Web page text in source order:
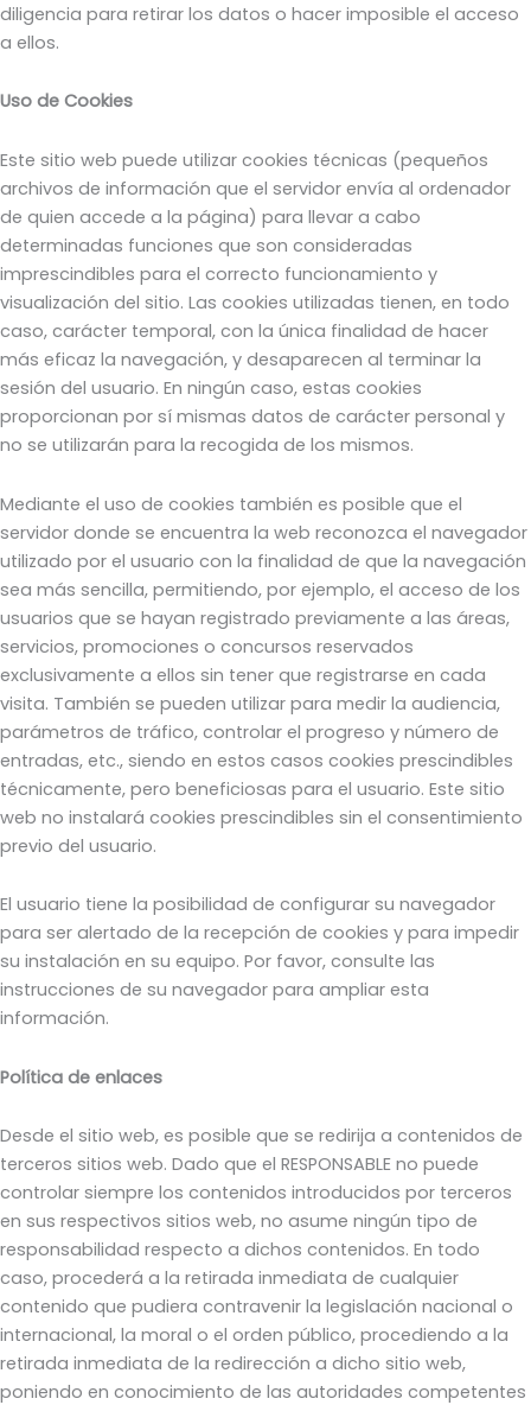
diligencia para retirar los datos o hacer imposible el acceso
a ellos.
Uso de Cookies
Este sitio web puede utilizar cookies técnicas (pequeños
archivos de información que el servidor envía al ordenador
de quien accede a la página) para llevar a cabo
determinadas funciones que son consideradas
imprescindibles para el correcto funcionamiento y
visualización del sitio. Las cookies utilizadas tienen, en todo
caso, carácter temporal, con la única finalidad de hacer
más eficaz la navegación, y desaparecen al terminar la
sesión del usuario. En ningún caso, estas cookies
proporcionan por sí mismas datos de carácter personal y
no se utilizarán para la recogida de los mismos.
Mediante el uso de cookies también es posible que el
servidor donde se encuentra la web reconozca el navegador
utilizado por el usuario con la finalidad de que la navegación
sea más sencilla, permitiendo, por ejemplo, el acceso de los
usuarios que se hayan registrado previamente a las áreas,
servicios, promociones o concursos reservados
exclusivamente a ellos sin tener que registrarse en cada
visita. También se pueden utilizar para medir la audiencia,
parámetros de tráfico, controlar el progreso y número de
entradas, etc., siendo en estos casos cookies prescindibles
técnicamente, pero beneficiosas para el usuario. Este sitio
web no instalará cookies prescindibles sin el consentimiento
previo del usuario.
El usuario tiene la posibilidad de configurar su navegador
para ser alertado de la recepción de cookies y para impedir
su instalación en su equipo. Por favor, consulte las
instrucciones de su navegador para ampliar esta
información.
Política de enlaces
Desde el sitio web, es posible que se redirija a contenidos de
terceros sitios web. Dado que el RESPONSABLE no puede
controlar siempre los contenidos introducidos por terceros
en sus respectivos sitios web, no asume ningún tipo de
responsabilidad respecto a dichos contenidos. En todo
caso, procederá a la retirada inmediata de cualquier
contenido que pudiera contravenir la legislación nacional o
internacional, la moral o el orden público, procediendo a la
retirada inmediata de la redirección a dicho sitio web,
poniendo en conocimiento de las autoridades competentes